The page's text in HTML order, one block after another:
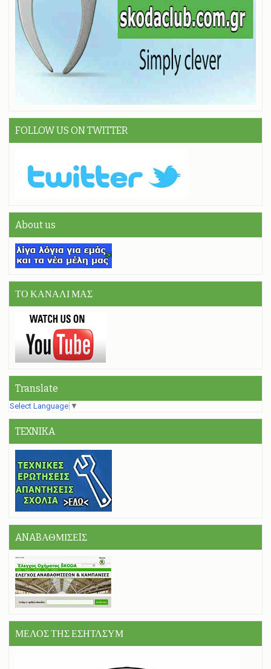
FOLLOW US ON TWITTER
About us
ΤΟ ΚΑΝΑΛΙ ΜΑΣ
Translate
Select Language ▼
TEXNIKA
ANABΑΘΜΙΣΕIΣ
ΜΕΛΟΣ ΤΗΣ ΕΣΗΤΛΣΥΜ